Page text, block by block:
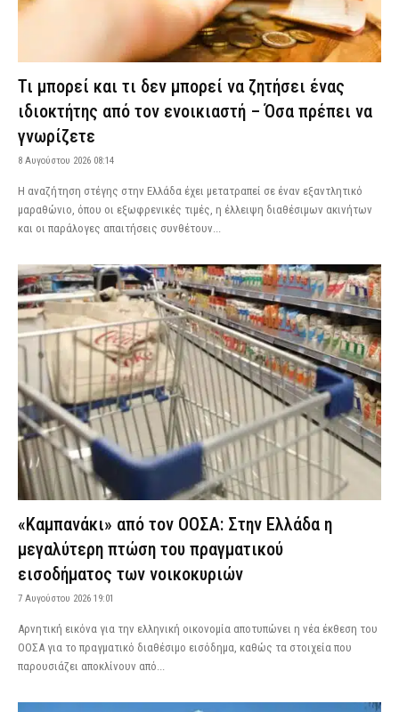
Τι μπορεί και τι δεν μπορεί να ζητήσει ένας
ιδιοκτήτης από τον ενοικιαστή – Όσα πρέπει να
γνωρίζετε
8 Αυγούστου 2026 08:14
Η αναζήτηση στέγης στην Ελλάδα έχει μετατραπεί σε έναν εξαντλητικό
μαραθώνιο, όπου οι εξωφρενικές τιμές, η έλλειψη διαθέσιμων ακινήτων
και οι παράλογες απαιτήσεις συνθέτουν...
«Καμπανάκι» από τον ΟΟΣΑ: Στην Ελλάδα η
μεγαλύτερη πτώση του πραγματικού
εισοδήματος των νοικοκυριών
7 Αυγούστου 2026 19:01
Αρνητική εικόνα για την ελληνική οικονομία αποτυπώνει η νέα έκθεση του
ΟΟΣΑ για το πραγματικό διαθέσιμο εισόδημα, καθώς τα στοιχεία που
παρουσιάζει αποκλίνουν από...